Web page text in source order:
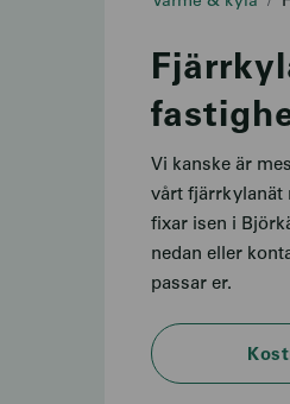
Vi kanske är
vårt fjärrkylanät
fixar isen i
nedan eller
passar er.